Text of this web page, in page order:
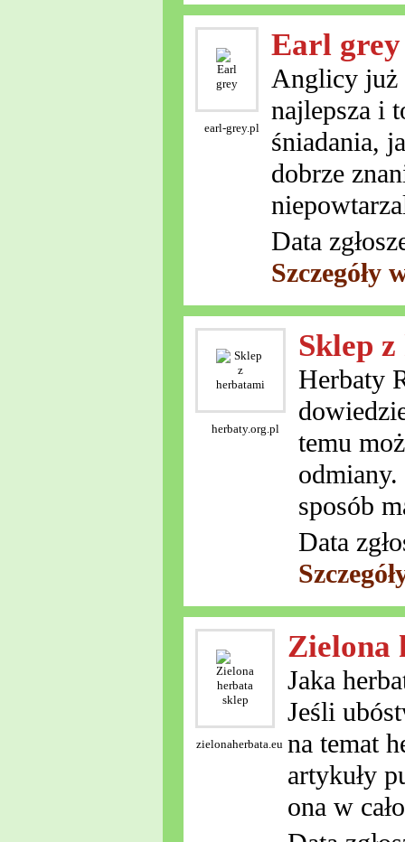
earl-grey.pl
Earl grey
Anglicy już
najlepsza i
śniadania,
dobrze
Data
Szczegóły
herbaty.org.pl
Sklep
Herbaty
temu
sposób
Data
zielonaherbata.eu
Zielona
Jaka
Jeśli
na temat
artykuły
ona w